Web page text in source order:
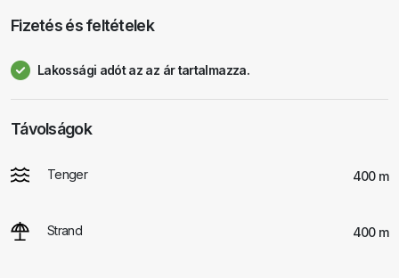
Fizetés és feltételek
Lakossági adót az az ár tartalmazza.
Távolságok
Tenger 400 m
Strand 400 m